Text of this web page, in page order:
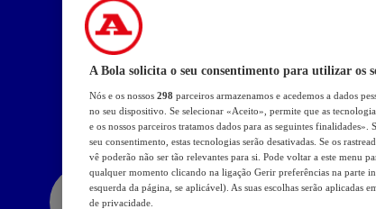
A Bola solicita o seu consentimento para utilizar os
Nós e os nossos 298 parceiros armazenamos e acedemos a dados
no seu dispositivo. Se selecionar «Aceito», permite que as
e os nossos parceiros tratamos dados para as seguintes
seu consentimento, estas tecnologias serão desativadas. Se os
vê poderão não ser tão relevantes para si. Pode voltar a este menu
qualquer momento clicando na ligação Gerir preferências na parte
esquerda da página, se aplicável). As suas escolhas serão aplicadas
de privacidade.